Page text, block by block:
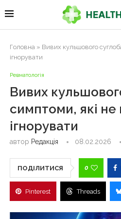
Головна » Вивих кульшового
ігнорувати
Ревматологія
Вивих
симптоми, які
ігнорувати
автор Редакція 08.02.2026
ПОДІЛИТИСЯ 0
Pinterest Threads